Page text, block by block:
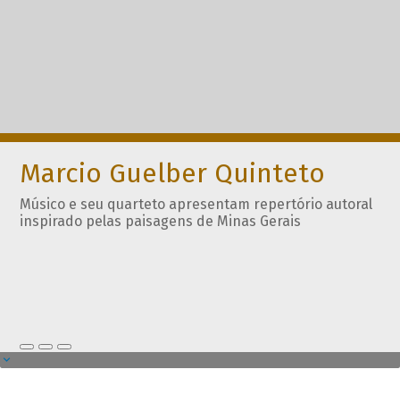
Marcio Guelber Quinteto
Músico e seu quarteto apresentam repertório autoral
inspirado pelas paisagens de Minas Gerais